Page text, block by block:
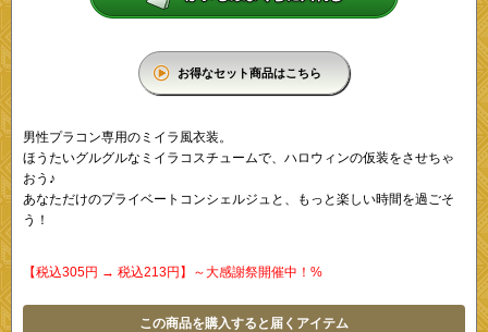
お得なセット商品はこちら
男性プラコン専用のミイラ風衣装。
ほうたいグルグルなミイラコスチュームで、ハロウィンの仮装をさせちゃ
おう♪
あなただけのプライベートコンシェルジュと、もっと楽しい時間を過ごそ
う！
【税込305円 → 税込213円】～大感謝祭開催中！%
この商品を購入すると届くアイテム